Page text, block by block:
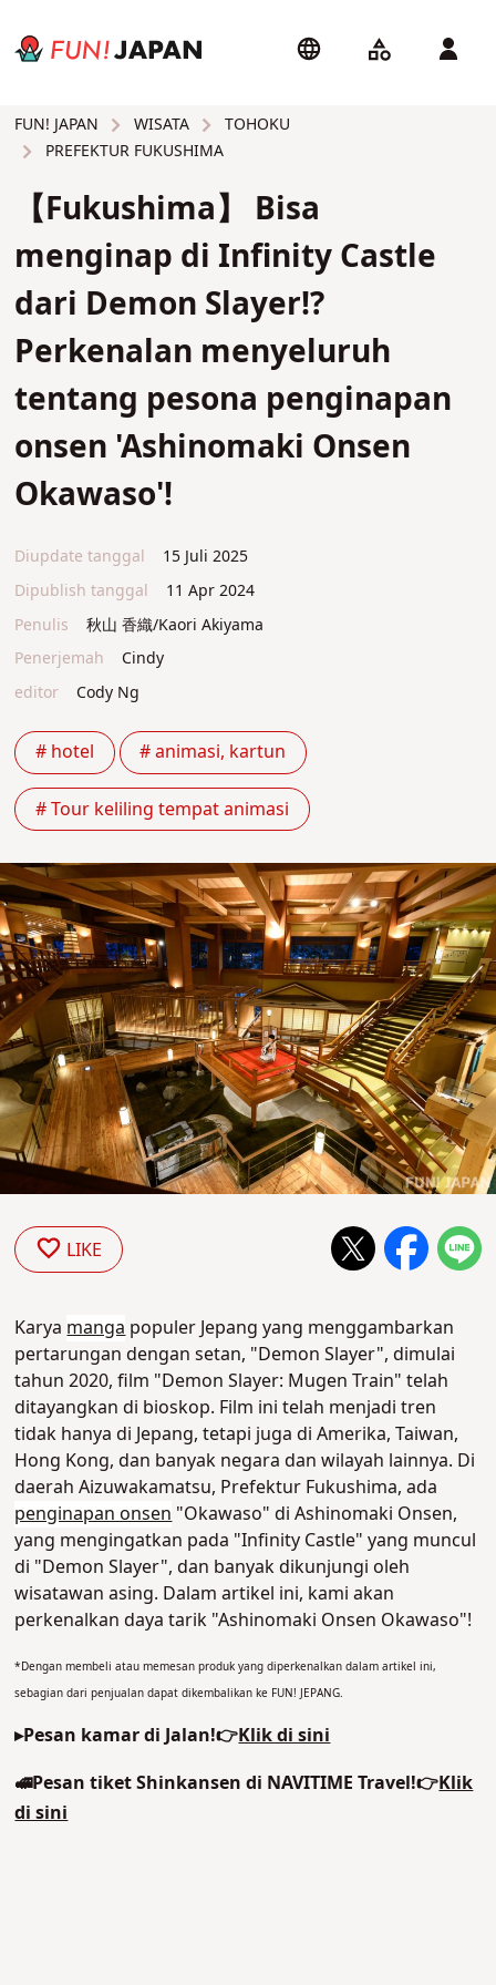
FUN! JAPAN WISATA
TOHOKU
PREFEKTUR FUKUSHIMA
【Fukushima】 Bisa
menginap di Infinity Castle
dari Demon Slayer!?
Perkenalan menyeluruh
tentang pesona penginapan
onsen 'Ashinomaki Onsen
Okawaso'!
Diupdate tanggal
15 Juli 2025
Dipublish tanggal
11 Apr 2024
Penulis
秋山 香織/Kaori Akiyama
Penerjemah
Cindy
editor
Cody Ng
# hotel # animasi, kartun
# Tour keliling tempat animasi
LIKE
Karyamangapopuler Jepang yang menggambarkan
pertarungan dengan setan, "Demon Slayer", dimulai
tahun 2020, film "Demon Slayer: Mugen Train" telah
ditayangkan di bioskop. Film ini telah menjadi tren
tidak hanya di Jepang, tetapi juga di Amerika, Taiwan,
Hong Kong, dan banyak negara dan wilayah lainnya. Di
daerah Aizuwakamatsu, Prefektur Fukushima, ada
penginapan onsen"Okawaso" di Ashinomaki Onsen,
yang mengingatkan pada "Infinity Castle" yang muncul
di "Demon Slayer", dan banyak dikunjungi oleh
wisatawan asing. Dalam artikel ini, kami akan
perkenalkan daya tarik "Ashinomaki Onsen Okawaso"!
*Dengan membeli atau memesan produk yang diperkenalkan dalam artikel ini,
sebagian dari penjualan dapat dikembalikan ke FUN! JEPANG.
▸Pesan kamar di Jalan!👉Klik di sini
🚅Pesan tiket Shinkansen di NAVITIME Travel!👉Klik
di sini